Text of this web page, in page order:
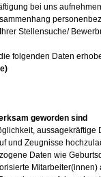
bei uns
Stellensuche/
folgenden Daten
geworden sind
aussagekräftige
und Zeugnisse
Daten wie
Mitarbeiter(innen)